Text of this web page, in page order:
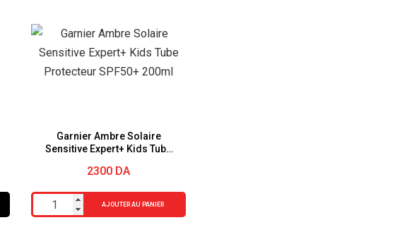
Garnier Ambre Solaire
Sensitive Expert+ Kids Tube
2300 DA
quantité
de
AJOUTER AU PANIER